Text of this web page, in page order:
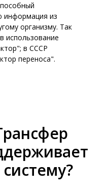
информация из
организму. Так
использование
в СССР
переноса".